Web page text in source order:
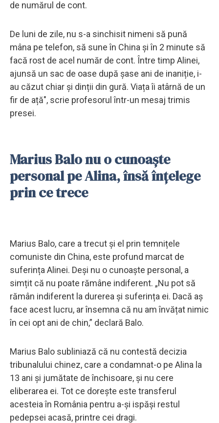
de numărul de cont.
De luni de zile, nu s-a sinchisit nimeni să pună
mâna pe telefon, să sune în China și în 2 minute să
facă rost de acel număr de cont. Între timp Alinei,
ajunsă un sac de oase după șase ani de inaniție, i-
au căzut chiar și dinții din gură. Viața îi atârnă de un
fir de ață", scrie profesorul într-un mesaj trimis
presei.
Marius Balo nu o cunoaște
personal pe Alina, însă înțelege
prin ce trece
Marius Balo, care a trecut și el prin temnițele
comuniste din China, este profund marcat de
suferința Alinei. Deși nu o cunoaște personal, a
simțit că nu poate rămâne indiferent. „Nu pot să
rămân indiferent la durerea și suferința ei. Dacă aș
face acest lucru, ar însemna că nu am învățat nimic
în cei opt ani de chin,” declară Balo.
Marius Balo subliniază că nu contestă decizia
tribunalului chinez, care a condamnat-o pe Alina la
13 ani și jumătate de închisoare, și nu cere
eliberarea ei. Tot ce dorește este transferul
acesteia în România pentru a-și ispăși restul
pedepsei acasă, printre cei dragi.